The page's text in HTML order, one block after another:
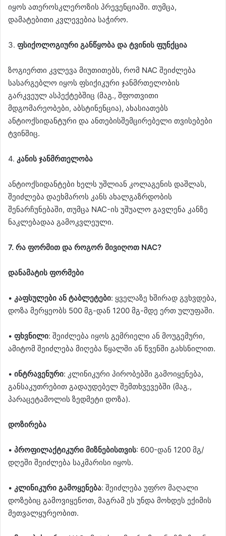
იყოს ათეროსკლეროზის პრევენციაში. თუმცა,
დამატებითი კვლევებია საჭირო.
3. ფსიქოლოგიური განწყობა და ტვინის ფუნქცია
ზოგიერთი კვლევა მიუთითებს, რომ NAC შეიძლება
სასარგებლო იყოს ფსიქიკური ჯანმრთელობის
გარკვეულ ასპექტებშიც (მაგ., შფოთვითი
მდგომარეობები, აბსტინენცია), ახასიათებს
ანტიოქსიდანტური და ანთებისშემცირებელი თვისებები
ტვინშიც.
4. კანის ჯანმრთელობა
ანტიოქსიდანტები ხელს უშლიან კოლაგენის დაშლას,
შეიძლება დაეხმაროს კანს ახალგაზრდობის
შენარჩუნებაში, თუმცა NAC-ის უშუალო გავლენა კანზე
ნაკლებადაა გამოკვლეული.
7. რა ფორმით და როგორ მივიღოთ NAC?
დანამატის ფორმები
• კაფსულები ან ტაბლეტები: ყველაზე ხშირად გვხვდება,
დოზა მერყეობს 500 მგ-დან 1200 მგ-მდე ერთ ულუფაში.
• ფხვნილი: შეიძლება იყოს გემრიელი ან მოუგემური,
ამიტომ შეიძლება მიღება წყალში ან წვენში გახსნილით.
• ინტრავენური: კლინიკური პირობებში გამოიყენება,
განსაკუთრებით გადაუდებელ შემთხვევებში (მაგ.,
პარაცეტამოლის ზედმეტი დოზა).
დოზირება
• პროფილაქტიკური მიზნებისთვის: 600-დან 1200 მგ/
დღეში შეიძლება საკმარისი იყოს.
• კლინიკური გამოყენება: შეიძლება უფრო მაღალი
დოზებიც გამოვიყენოთ, მაგრამ ეს უნდა მოხდეს ექიმის
მეთვალყურეობით.